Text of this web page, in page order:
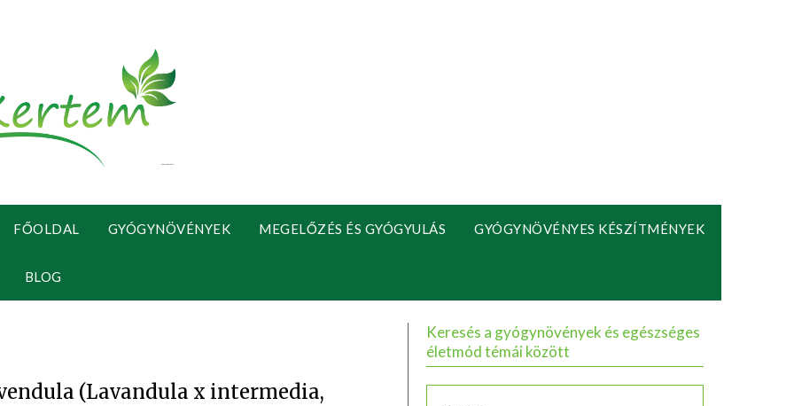
FŐOLDAL GYÓGYNÖVÉNYEK MEGELŐZÉS ÉS GYÓGYULÁS GYÓGYNÖVÉNYES KÉSZÍTMÉNYEK
BLOG
(Lavandula x intermedia,
Keresés a gyógynövények és egészséges
életmód témái között